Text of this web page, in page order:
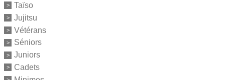
Taïso
Jujitsu
Vétérans
Séniors
Juniors
Cadets